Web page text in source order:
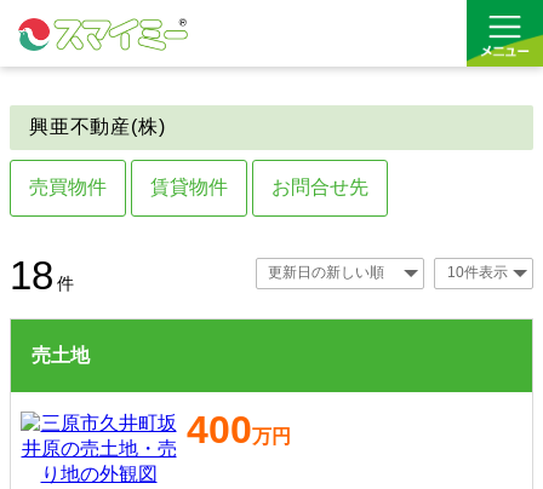
借りる
買う
興亜不動産(株)
売買物件
売土地
売住宅・マンション
賃貸物件
賃貸居住用
賃貸事業用
お問合せ先
18 件
売土地
400万円